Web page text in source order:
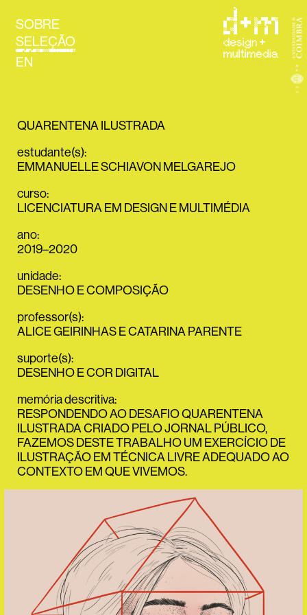
SOBRE
SELEÇÃO
EN
QUARENTENA ILUSTRADA
estudante(s):
EMMANUELLE SCHIAVON MELGAREJO
curso:
LICENCIATURA EM DESIGN E MULTIMÉDIA
ano:
2019–2020
unidade:
DESENHO E COMPOSIÇÃO
professor(s):
ALICE GEIRINHASECATARINA PARENTE
suporte(s):
DESENHO E COR DIGITAL
memória descritiva:
RESPONDENDO AO DESAFIO QUARENTENA
ILUSTRADA CRIADO PELO JORNAL PÚBLICO,
FAZEMOS DESTE TRABALHO UM EXERCÍCIO DE
ILUSTRAÇÃO EM TÉCNICA LIVRE ADEQUADO AO
CONTEXTO EM QUE VIVEMOS.